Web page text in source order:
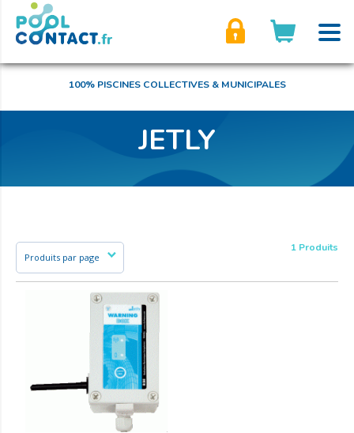
100% PISCINES COLLECTIVES & MUNICIPALES
JETLY
1 Produits